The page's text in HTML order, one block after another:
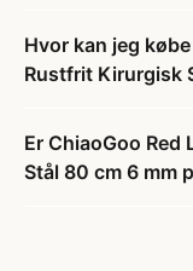
Hvor kan jeg
Rustfrit Kirurgisk
Er ChiaoGoo
Stål 80 cm 6 mm